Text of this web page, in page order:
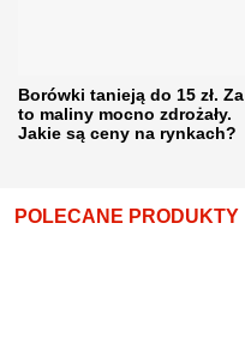
Borówki tanieją do 15 zł. Za
to maliny mocno zdrożały.
Jakie są ceny na rynkach?
POLECANE PRODUKTY